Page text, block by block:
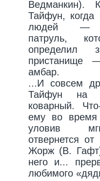
Ведманкин).
Тайфун, когда
людей —
патруль,
определил
пристанище
амбар.
...И совсем
Тайфун на
коварный.
ему во время
уловив
отвернется
Жорж (В.
него и...
любимого